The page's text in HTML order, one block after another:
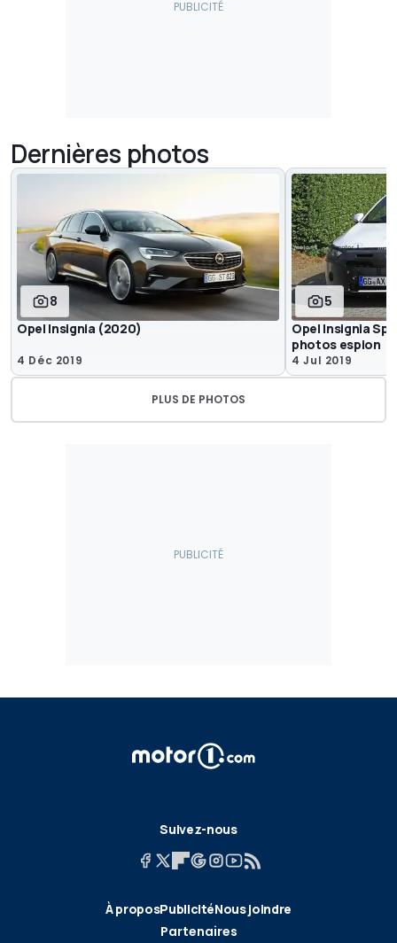
Dernières photos
8
Opel Insignia (2020)
4 Déc 2019
5
Opel Insignia
photos espion
4 Jul 2019
PLUS DE PHOTOS
Suivez-nous
À proposPublicitéNous joindre
Partenaires